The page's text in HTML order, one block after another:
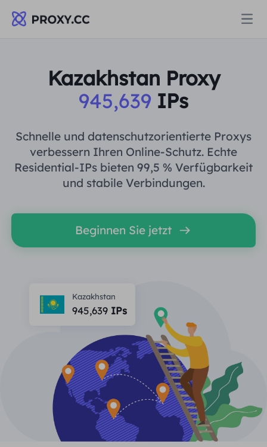
Proxys
Statischer Wohn-Proxy
Unbegrenzter Wohn-Proxy
Berater für langfristige imap
WOHNPROXY
Wohn-Proxy $0.8/GB
Statischer Wohn-Proxy $0.28/IP/Tag
Ich habe kein heating
Berater für langfristige imap $1.4
Data for AI
NACH ANWENDUNGSFALL
Markenschutz
SEO-Überwachung
Anzeigenüberprüfung
Web Scraping und Crawling
Ressourcen
Partnerprogramm
Partner
KOSTENLOSE WERKZEUGE
Proxy-Checker
Lernen
Blog
Benutzerhandbuch
中文
English
Genießen 77 % Rabatt und handeln Sie jetzt!
Wohnimmobilien $0/GB Unbegrenzt $0/Tag
Kazakhstan Proxy
945,639 IPs
Schnelle und datenschutzorientierte Proxys
verbessern Ihren Online-Schutz. Echte
Residential-IPs bieten 99,5 % Verfügbarkeit
und stabile Verbindungen.
Beginnen Sie jetzt
Kazakhstan
945,639IPs